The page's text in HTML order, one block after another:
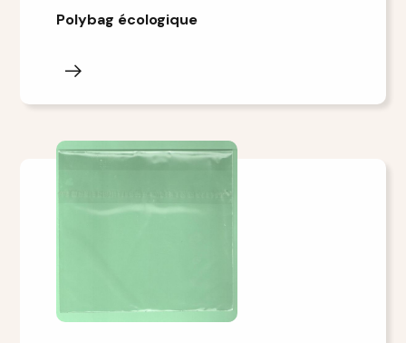
Polybag écologique